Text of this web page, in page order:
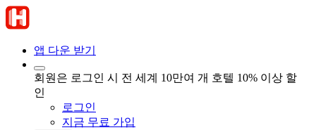
앱 다운 받기
회원은 로그인 시 전 세계 10만여 개 호텔 10% 이상 할
인
로그인
지금 무료 가입